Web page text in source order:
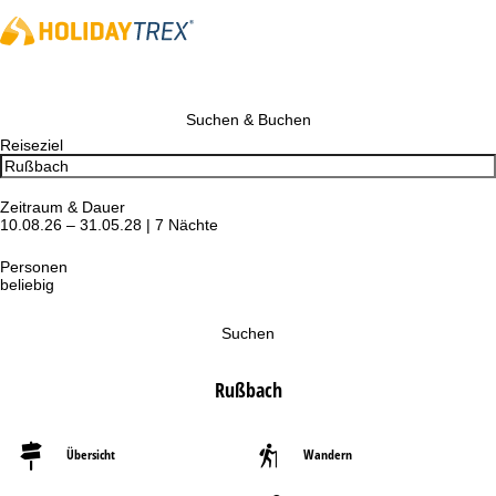
Suchen & Buchen
Reiseziel
Zeitraum & Dauer
10.08.26 – 31.05.28 | 7 Nächte
Personen
beliebig
Suchen
Rußbach
Übersicht Wandern